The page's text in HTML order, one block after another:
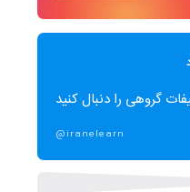
گروهی را دنبال کنید
@iranelearn